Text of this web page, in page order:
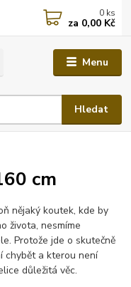
Menu
Hledat
0 ks
za 0,00 Kč
cm
nějaký koutek, kde by
života, nesmíme
Protože jde o skutečně
chybět a kterou není
důležitá věc.